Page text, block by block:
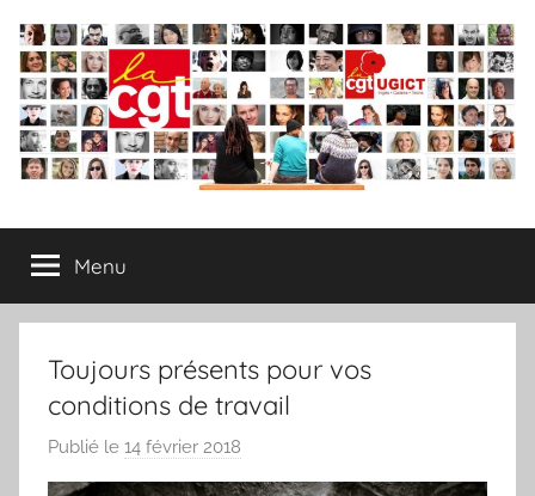
au
contenu
Syndicat
CGT
UGICT
CPAM
Menu
Toujours présents pour vos
conditions de travail
Publié le 14 février 2018
a